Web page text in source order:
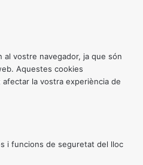
al vostre navegador, ja que són
Aquestes cookies
afectar la vostra experiència de
i funcions de seguretat del lloc